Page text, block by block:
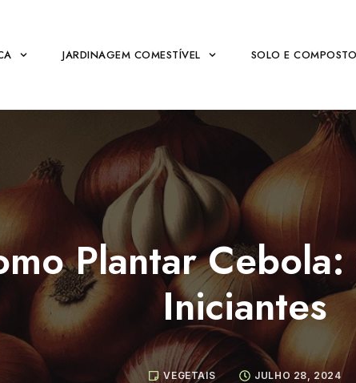
JARDINAGEM COMESTÍVEL SOLO E COMPOSTO
Plantar
Iniciantes
VEGETAIS JULHO 28, 2024